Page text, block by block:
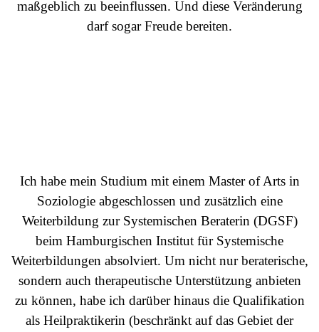
maßgeblich zu beeinflussen. Und diese Veränderung
darf sogar Freude bereiten.
Ich habe mein Studium mit einem Master of Arts in
Soziologie abgeschlossen und zusätzlich eine
Weiterbildung zur Systemischen Beraterin (DGSF)
beim Hamburgischen Institut für Systemische
Weiterbildungen absolviert. Um nicht nur beraterische,
sondern auch therapeutische Unterstützung anbieten
zu können, habe ich darüber hinaus die Qualifikation
als Heilpraktikerin (beschränkt auf das Gebiet der